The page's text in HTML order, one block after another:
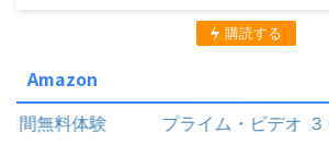
購読する
Amazon
料体験 プライム・ビデオ ３０